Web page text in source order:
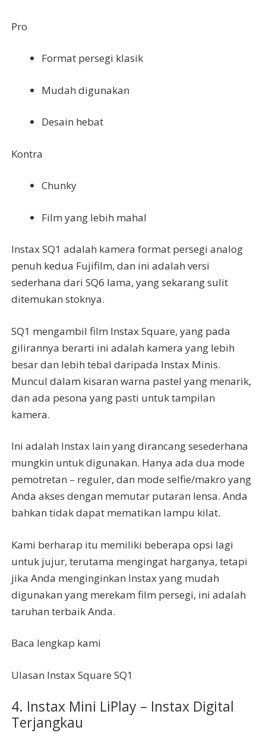
Pro
Format persegi klasik
Mudah digunakan
Desain hebat
Kontra
Chunky
Film yang lebih mahal
Instax SQ1 adalah kamera format persegi analog
penuh kedua Fujifilm, dan ini adalah versi
sederhana dari SQ6 lama, yang sekarang sulit
ditemukan stoknya.
SQ1 mengambil film Instax Square, yang pada
gilirannya berarti ini adalah kamera yang lebih
besar dan lebih tebal daripada Instax Minis.
Muncul dalam kisaran warna pastel yang menarik,
dan ada pesona yang pasti untuk tampilan
kamera.
Ini adalah Instax lain yang dirancang sesederhana
mungkin untuk digunakan. Hanya ada dua mode
pemotretan – reguler, dan mode selfie/makro yang
Anda akses dengan memutar putaran lensa. Anda
bahkan tidak dapat mematikan lampu kilat.
Kami berharap itu memiliki beberapa opsi lagi
untuk jujur, terutama mengingat harganya, tetapi
jika Anda menginginkan Instax yang mudah
digunakan yang merekam film persegi, ini adalah
taruhan terbaik Anda.
Baca lengkap kami
Ulasan Instax Square SQ1
4. Instax Mini LiPlay – Instax Digital
Terjangkau